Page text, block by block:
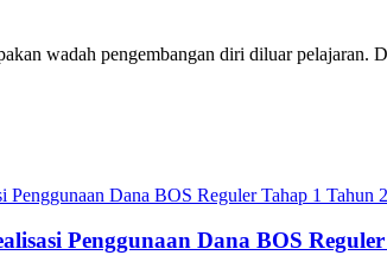
wadah pengembangan diri diluar
Penggunaan Dana BOS